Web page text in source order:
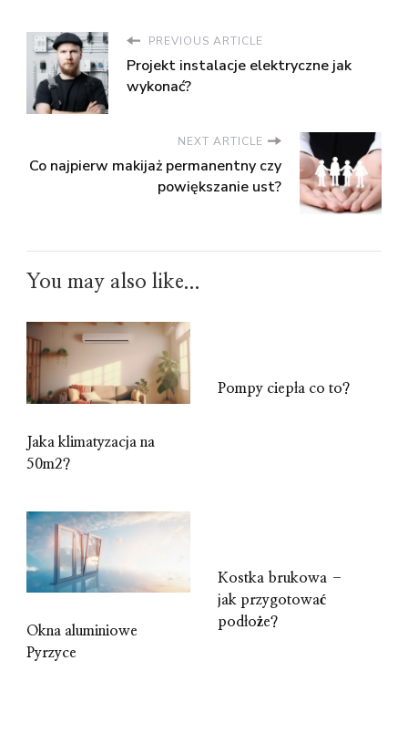
PREVIOUS ARTICLE
Projekt instalacje elektryczne jak
wykonać?
NEXT ARTICLE
Co najpierw makijaż permanentny czy
powiększanie ust?
You may also like...
Jaka klimatyzacja na
50m2?
Pompy ciepła co to?
Okna aluminiowe
Pyrzyce
Kostka brukowa –
jak przygotować
podłoże?